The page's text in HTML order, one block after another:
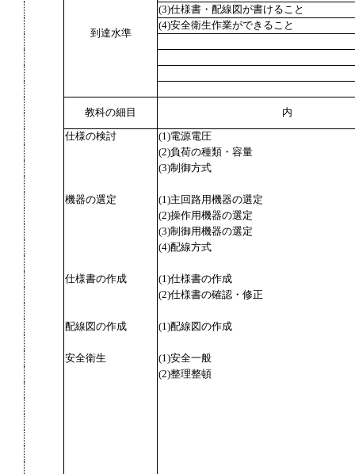
到達水準
(3)仕様書・配線図が書けること
(4)安全衛生作業ができること
教科の細目 内
仕様の検討
(1)電源電圧
(2)負荷の種類・容量
(3)制御方式
機器の選定
(1)主回路用機器の選定
(2)操作用機器の選定
(3)制御用機器の選定
(4)配線方式
仕様書の作成
(1)仕様書の作成
(2)仕様書の確認・修正
配線図の作成 (1)配線図の作成
安全衛生
(1)安全一般
(2)整理整頓